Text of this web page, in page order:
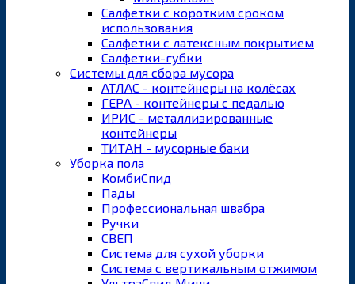
Салфетки с коротким сроком
использования
Салфетки с латексным покрытием
Салфетки-губки
Системы для сбора мусора
АТЛАС - контейнеры на колёсах
ГЕРА - контейнеры с педалью
ИРИС - металлизированные
контейнеры
ТИТАН - мусорные баки
Уборка пола
КомбиСпид
Пады
Профессиональная швабра
Ручки
СВЕП
Система для сухой уборки
Система с вертикальным отжимом